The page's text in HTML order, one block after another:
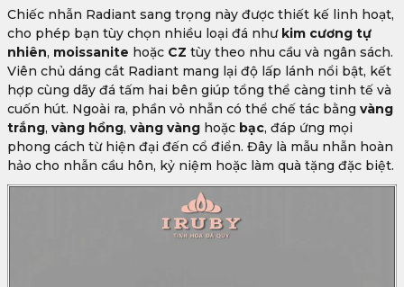
Chiếc nhẫn Radiant sang trọng này được thiết kế linh hoạt,
cho phép bạn tùy chọn nhiều loại đá như kim cương tự
nhiên, moissanite hoặc CZ tùy theo nhu cầu và ngân sách.
Viên chủ dáng cắt Radiant mang lại độ lấp lánh nổi bật, kết
hợp cùng dãy đá tấm hai bên giúp tổng thể càng tinh tế và
cuốn hút. Ngoài ra, phần vỏ nhẫn có thể chế tác bằng vàng
trắng, vàng hồng, vàng vàng hoặc bạc, đáp ứng mọi
phong cách từ hiện đại đến cổ điển. Đây là mẫu nhẫn hoàn
hảo cho nhẫn cầu hôn, kỷ niệm hoặc làm quà tặng đặc biệt.